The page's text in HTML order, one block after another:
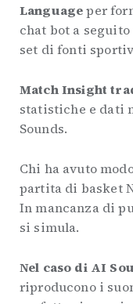
Languageper
chat bot a
set di fonti
Match Insight
statistiche e dati
Sounds.
Chi ha avuto
partita di basket
In mancanza di
si simula.
Nel caso di AI
riproducono i